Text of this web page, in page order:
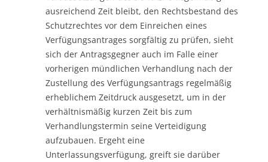
ausreichend Zeit bleibt, den Rechtsbestand des
Schutzrechtes vor dem Einreichen eines
Verfügungsantrages sorgfältig zu prüfen, sieht
sich der Antragsgegner auch im Falle einer
vorherigen mündlichen Verhandlung nach der
Zustellung des Verfügungsantrags regelmäßig
erheblichem Zeitdruck ausgesetzt, um in der
verhältnismäßig kurzen Zeit bis zum
Verhandlungstermin seine Verteidigung
aufzubauen. Ergeht eine
Unterlassungsverfügung, greift sie darüber